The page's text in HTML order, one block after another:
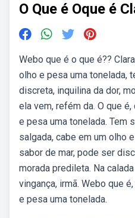
O Que é Oque é
Webo que é o que é??
olho e pesa uma tonelada,
discreta, inquilina da dor,
ela vem, refém da. O que
e pesa uma tonelada. Tem
salgada, cabe em um olho
sabor de mar, pode ser
morada predileta. Na
vingança, irmã. Webo que
e pesa uma tonelada.